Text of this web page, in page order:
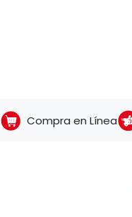
Compra en Línea